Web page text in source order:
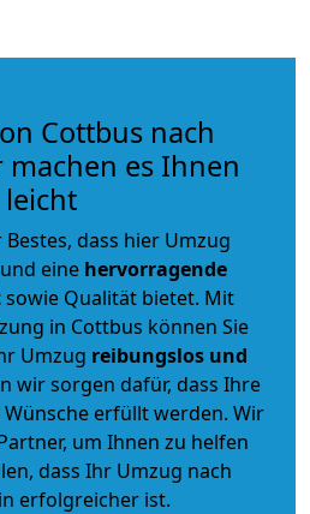
Cottbus nach
machen es Ihnen
leicht
dass hier Umzug
und eine hervorragende
sowie Qualität bietet. Mit
in Cottbus können Sie
Umzug reibungslos und
wir sorgen dafür, dass Ihre
erfüllt werden. Wir
um Ihnen zu helfen
dass Ihr Umzug nach
erfolgreicher ist.